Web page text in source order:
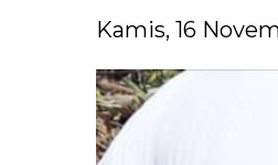
Kamis, 16